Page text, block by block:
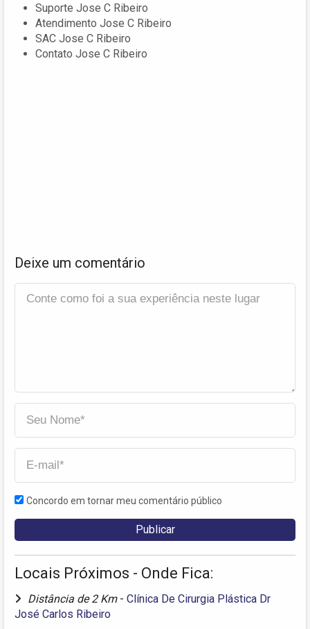
Suporte Jose C Ribeiro
Atendimento Jose C Ribeiro
SAC Jose C Ribeiro
Contato Jose C Ribeiro
Deixe um comentário
Concordo em tornar meu comentário público
Locais Próximos - Onde Fica:
Distância de 2 Km - Clínica De Cirurgia Plástica Dr
José Carlos Ribeiro